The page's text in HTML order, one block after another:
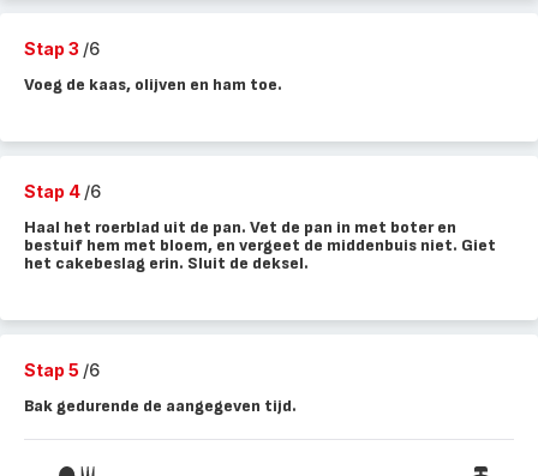
Stap 3 /6
Voeg de kaas, olijven en ham toe.
Stap 4 /6
Haal het roerblad uit de pan. Vet de pan in met boter en
bestuif hem met bloem, en vergeet de middenbuis niet. Giet
het cakebeslag erin. Sluit de deksel.
Stap 5 /6
Bak gedurende de aangegeven tijd.